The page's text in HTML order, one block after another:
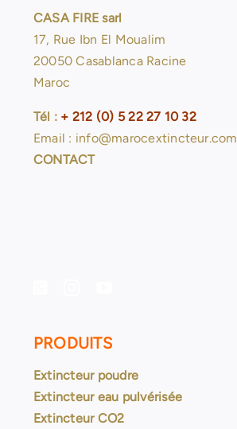
CASA FIRE sarl
17, Rue Ibn El Moualim
20050 Casablanca Racine
Maroc
Tél : + 212 (0) 5 22 27 10 32
Email : info@marocextincteur.com
CONTACT
PRODUITS
Extincteur poudre
Extincteur eau pulvérisée
Extincteur CO2